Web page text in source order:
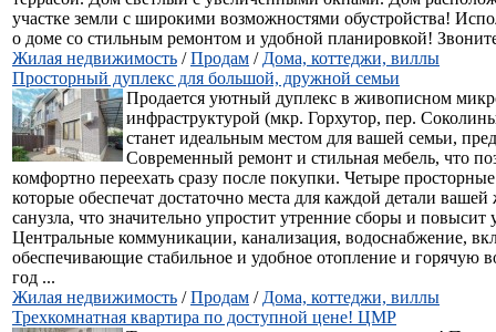
участке земли с широкими возможностями обустройства!
о доме со стильным ремонтом и удобной планировкой!
Жилая недвижимость /Продам / Дома, коттеджи, виллы
Просторный дуплекс для большой, дружной семьи
Продается уютный дуплекс в живописном
инфраструктурой (мкр. Горхутор, пер.
станет идеальным местом для вашей семьи,
Современный ремонт и стильная мебель, что
комфортно переехать сразу после покупки. Четыре
которые обеспечат достаточно места для каждой детали
санузла, что значительно упростит утренние сборы и повысит
Центральные коммуникации, канализация, водоснабжение,
обеспечивающие стабильное и удобное отопление и горячую
год ...
Жилая недвижимость /Продам / Дома, коттеджи, виллы
Трехкомнатная квартира по доступной цене! ЦМР